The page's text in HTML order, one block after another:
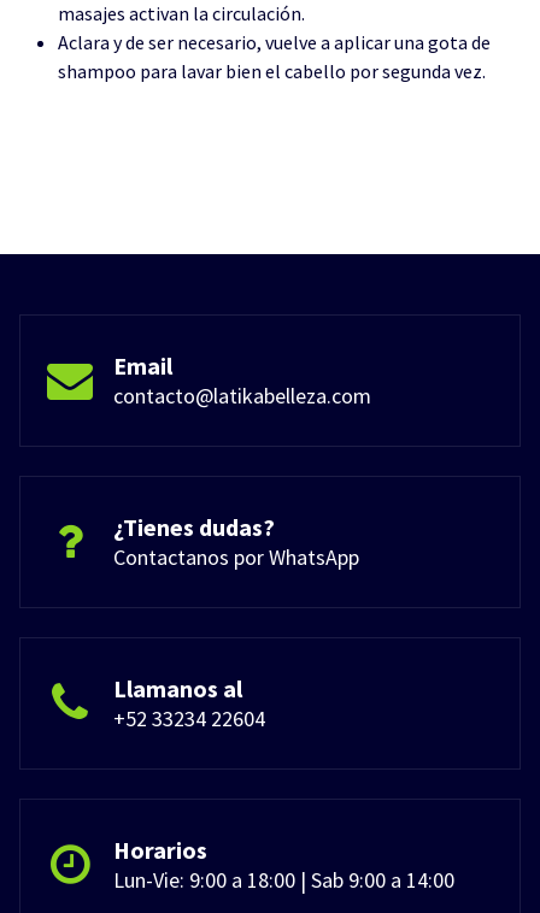
masajes activan la circulación.
Aclara y de ser necesario, vuelve a aplicar una gota de
shampoo para lavar bien el cabello por segunda vez.
Email
contacto@latikabelleza.com
¿Tienes dudas?
Contactanos por WhatsApp
Llamanos al
+52 33234 22604
Horarios
Lun-Vie: 9:00 a 18:00 | Sab 9:00 a 14:00